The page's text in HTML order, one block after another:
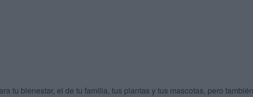
tu bienestar, el de tu familia, tus plantas y tus mascotas, pero